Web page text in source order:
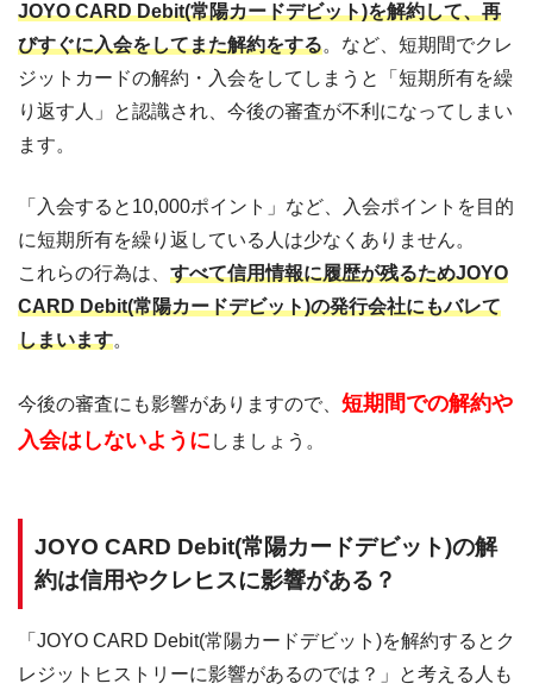
JOYO CARD Debit(常陽カードデビット)を解約して、再
びすぐに入会をしてまた解約をする。など、短期間でクレ
ジットカードの解約・入会をしてしまうと「短期所有を繰
り返す人」と認識され、今後の審査が不利になってしまい
ます。
「入会すると10,000ポイント」など、入会ポイントを目的
に短期所有を繰り返している人は少なくありません。
これらの行為は、 すべて信用情報に履歴が残るためJOYO
CARD Debit(常陽カードデビット)の発行会社にもバレて
しまいます。
今後の審査にも影響がありますので、 短期間での解約や
入会はしないように しましょう。
JOYO CARD Debit(常陽カードデビット)の解
約は信用やクレヒスに影響がある？
「JOYO CARD Debit(常陽カードデビット)を解約するとク
レジットヒストリーに影響があるのでは？」と考える人も